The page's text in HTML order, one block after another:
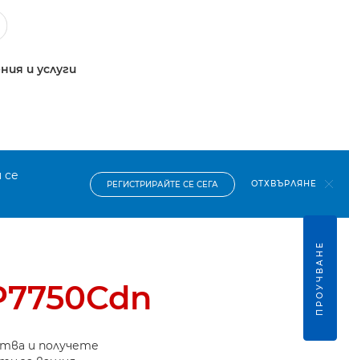
и услуги
се
РЕГИСТРИРАЙТЕ СЕ СЕГА ОТХВЪРЛЯНЕ
и получете
ПРОУЧВАНЕ